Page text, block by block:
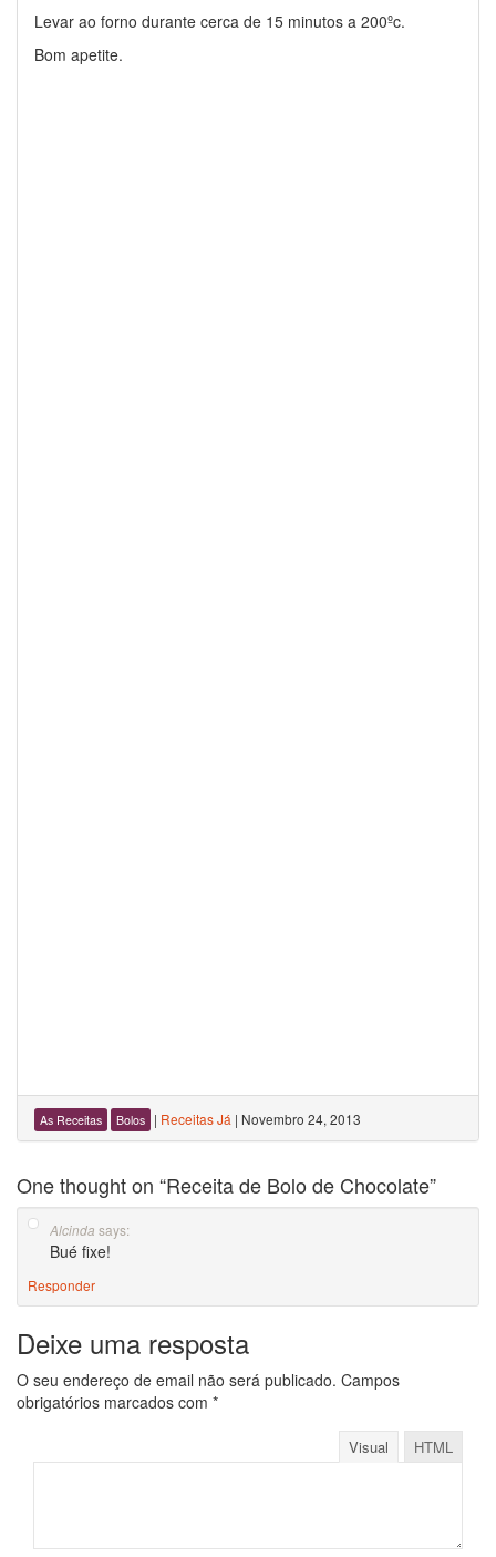
Levar ao forno durante cerca de 15 minutos a 200ºc.
Bom apetite.
As Receitas Bolos | Receitas Já | Novembro 24, 2013
One thought on “Receita de Bolo de Chocolate”
Alcinda says:
Bué fixe!
Responder
Deixe uma resposta
O seu endereço de email não será publicado. Campos
obrigatórios marcados com *
Visual HTML